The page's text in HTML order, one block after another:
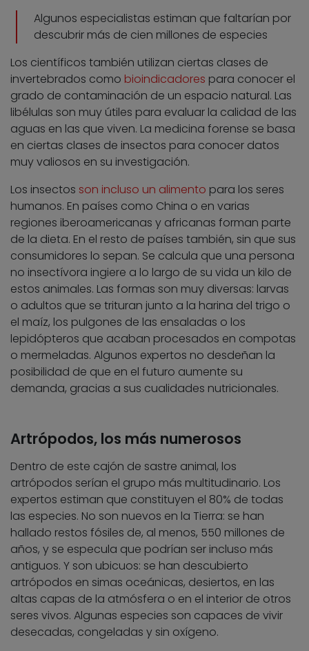
Algunos especialistas estiman que faltarían por
descubrir más de cien millones de especies
Los científicos también utilizan ciertas clases de
invertebrados como bioindicadores para conocer el
grado de contaminación de un espacio natural. Las
libélulas son muy útiles para evaluar la calidad de las
aguas en las que viven. La medicina forense se basa
en ciertas clases de insectos para conocer datos
muy valiosos en su investigación.
Los insectos son incluso un alimento para los seres
humanos. En países como China o en varias
regiones iberoamericanas y africanas forman parte
de la dieta. En el resto de países también, sin que sus
consumidores lo sepan. Se calcula que una persona
no insectívora ingiere a lo largo de su vida un kilo de
estos animales. Las formas son muy diversas: larvas
o adultos que se trituran junto a la harina del trigo o
el maíz, los pulgones de las ensaladas o los
lepidópteros que acaban procesados en compotas
o mermeladas. Algunos expertos no desdeñan la
posibilidad de que en el futuro aumente su
demanda, gracias a sus cualidades nutricionales.
Artrópodos, los más numerosos
Dentro de este cajón de sastre animal, los
artrópodos serían el grupo más multitudinario. Los
expertos estiman que constituyen el 80% de todas
las especies. No son nuevos en la Tierra: se han
hallado restos fósiles de, al menos, 550 millones de
años, y se especula que podrían ser incluso más
antiguos. Y son ubicuos: se han descubierto
artrópodos en simas oceánicas, desiertos, en las
altas capas de la atmósfera o en el interior de otros
seres vivos. Algunas especies son capaces de vivir
desecadas, congeladas y sin oxígeno.